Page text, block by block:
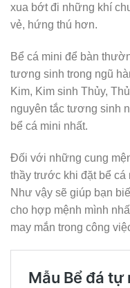
xua bớt đi những khí
vẻ, hứng thú hơn.
Bể cá mini để bàn
tương sinh trong ngũ
Kim, Kim sinh Thủy,
nguyên tắc tương sinh
bể cá mini nhất.
Đối với những cung
thầy trước khi đặt bể cá
Như vậy sẽ giúp bạn
cho hợp mệnh mình
may mắn trong công